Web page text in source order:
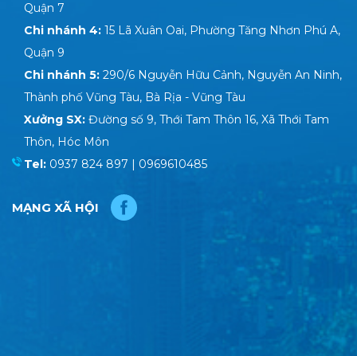
Quận 7
Chi nhánh 4: 15 Lã Xuân Oai, Phường Tăng Nhơn Phú A,
Quận 9
Chi nhánh 5: 290/6 Nguyễn Hữu Cảnh, Nguyễn An Ninh,
Thành phố Vũng Tàu, Bà Rịa - Vũng Tàu
Xưởng SX: Đường số 9, Thới Tam Thôn 16, Xã Thới Tam
Thôn, Hóc Môn
Tel: 0937 824 897 | 0969610485
MẠNG XÃ HỘI